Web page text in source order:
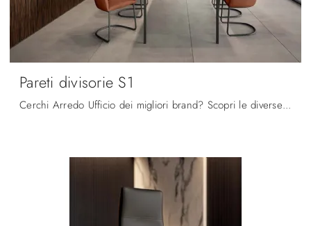
Pareti divisorie S1
Cerchi Arredo Ufficio dei migliori brand? Scopri le diverse proposte di pareti divisorie per ufficio in melaminico, come il modello Pareti divisorie ...